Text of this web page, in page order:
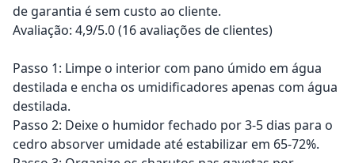
de garantia é sem custo ao cliente.
Avaliação: 4,9/5.0 (16 avaliações de clientes)
Passo 1: Limpe o interior com pano úmido em água
destilada e encha os umidificadores apenas com água
destilada.
Passo 2: Deixe o humidor fechado por 3-5 dias para o
cedro absorver umidade até estabilizar em 65-72%.